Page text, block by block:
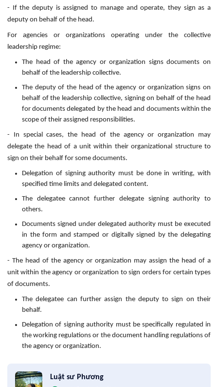
- If the deputy is assigned to manage and operate, they sign as a
deputy on behalf of the head.
For agencies or organizations operating under the collective
leadership regime:
The head of the agency or organization signs documents on
behalf of the leadership collective.
The deputy of the head of the agency or organization signs on
behalf of the leadership collective, signing on behalf of the head
for documents delegated by the head and documents within the
scope of their assigned responsibilities.
- In special cases, the head of the agency or organization may
delegate the head of a unit within their organizational structure to
sign on their behalf for some documents.
Delegation of signing authority must be done in writing, with
specified time limits and delegated content.
The delegatee cannot further delegate signing authority to
others.
Documents signed under delegated authority must be executed
in the form and stamped or digitally signed by the delegating
agency or organization.
- The head of the agency or organization may assign the head of a
unit within the agency or organization to sign orders for certain types
of documents.
The delegatee can further assign the deputy to sign on their
behalf.
Delegation of signing authority must be specifically regulated in
the working regulations or the document handling regulations of
the agency or organization.
Luật sư Phương